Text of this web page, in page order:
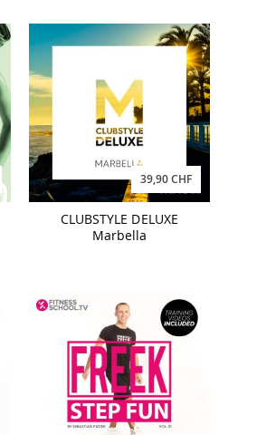
39,90 CHF
CLUBSTYLE DELUXE
Marbella